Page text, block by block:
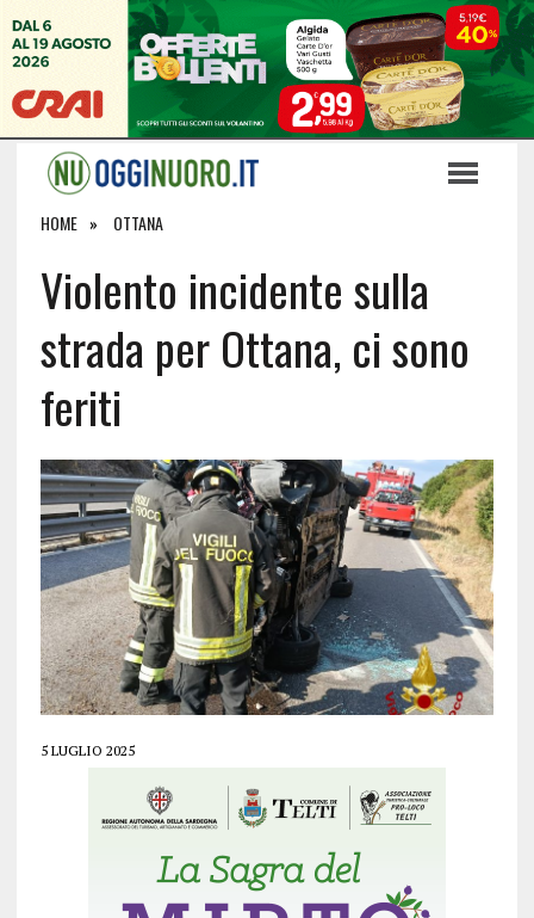
HOME OTTANA
Violento incidente sulla
strada per Ottana, ci sono
feriti
5 LUGLIO 2025